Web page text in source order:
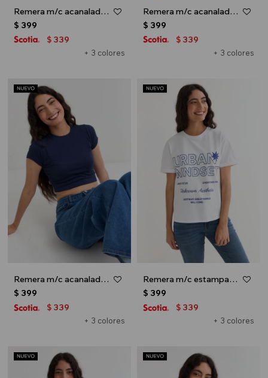
Remera m/c acanalada cuello a la base - Blanco
+ 3 colores
$ 399
$ 339
Remera m/c acanalada cuello a la base - Negro
+ 3 colores
$ 399
$ 339
Remera m/c acanalada cuello a la base - Azul marino
+ 3 colores
$ 399
$ 339
Remera m/c estampada colección Urbana - Blanco
+ 3 colores
$ 399
$ 339